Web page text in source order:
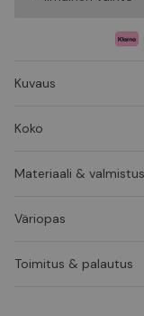
Kuvaus
Koko
Materiaali & valmistus
Väriopas
Toimitus & palautus